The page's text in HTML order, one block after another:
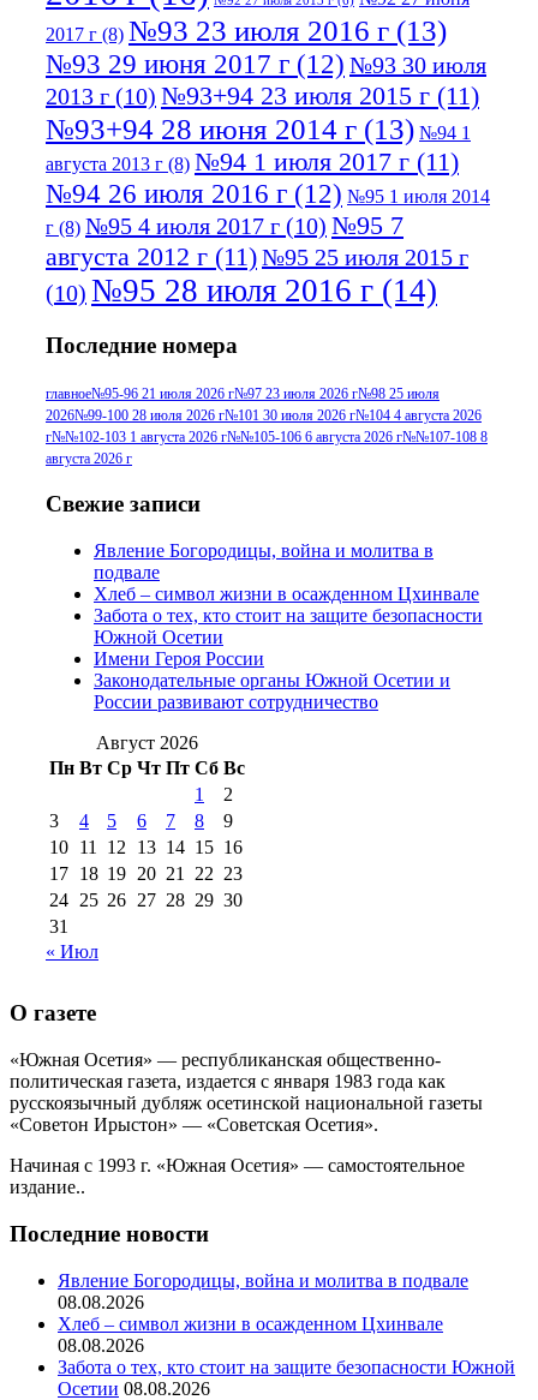
2017 г (8) №93 23 июля 2016 г (13)
№93 29 июня 2017 г (12) №93 30 июля
2013 г (10) №93+94 23 июля 2015 г (11)
№93+94 28 июня 2014 г (13) №94 1
августа 2013 г (8) №94 1 июля 2017 г (11)
№94 26 июля 2016 г (12) №95 1 июля 2014
г (8) №95 4 июля 2017 г (10) №95 7
августа 2012 г (11)№95 25 июля 2015 г
(10) №95 28 июля 2016 г (14)
июля 2017 г(11)№96 9 августа 2012
г(13) №96 28 июля 2015 г(9) №96+97 3
июля 2014 г(10)№96+97 30 июля
2016 г(13)
июля 2017 г
2012 г
(15)
№97 30 июля 2015 г
(15)№98 1 августа 2015 г
августа 2016 г(10)№98 5 июля 2014 г(10)
№98 8 августа 2013 г
августа 2012 г(14) №98+99 11 июля
2017 г(9)
№99 4 августа
2016 г(12) №99 8 июля 2014 г
августа 2012 г(11)
августа 2013 г
(12)
Последние номера
главное№95-96 21 июля 2026 г№97 23 июля 2026 г№98 25 июля
2026№99-100 28 июля 2026 г№101 30 июля 2026 г№104 4 августа 2026
г№№102-103 1 августа 2026 г№№105-106 6 августа 2026 г№№107-108 8
августа 2026 г
Свежие записи
Явление Богородицы, война и молитва в
подвале
Хлеб – символ жизни в осажденном Цхинвале
Забота о тех, кто стоит на защите безопасности
Южной Осетии
Имени Героя России
Законодательные органы Южной Осетии и
России развивают сотрудничество
Август 2026
Пн Вт Ср Чт Пт Сб Вс
1
2
3
4 5 6 7 8
9
10 11 12 13 14 15 16
17 18 19 20 21 22 23
24 25 26 27 28 29 30
31
« Июл
О газете
«Южная Осетия» — республиканская общественно-
политическая газета, издается с января 1983 года как
русскоязычный дубляж осетинской национальной газеты
«Советон Ирыстон» — «Советская Осетия».
Начиная с 1993 г. «Южная Осетия» — самостоятельное
издание..
Последние новости
Явление Богородицы, война и молитва в подвале
08.08.2026
Хлеб – символ жизни в осажденном Цхинвале
08.08.2026
Забота о тех, кто стоит на защите безопасности Южной
Осетии 08.08.2026